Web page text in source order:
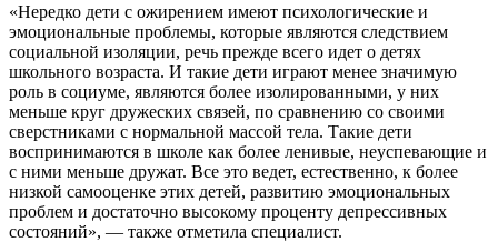
«Нередко дети с ожирением имеют психологические и
эмоциональные проблемы, которые являются следствием
социальной изоляции, речь прежде всего идет о детях
школьного возраста. И такие дети играют менее значимую
роль в социуме, являются более изолированными, у них
меньше круг дружеских связей, по сравнению со своими
сверстниками с нормальной массой тела. Такие дети
воспринимаются в школе как более ленивые, неуспевающие и
с ними меньше дружат. Все это ведет, естественно, к более
низкой самооценке этих детей, развитию эмоциональных
проблем и достаточно высокому проценту депрессивных
состояний», — также отметила специалист.